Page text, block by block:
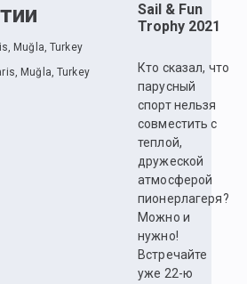
Muğla, Turkey
Muğla, Turkey
Sail & Fun
Trophy 2021
Кто сказал, что
парусный
спорт нельзя
совместить с
теплой,
дружеской
атмосферой
пионерлагеря?
Можно и
нужно!
Встречайте
уже 22-ю